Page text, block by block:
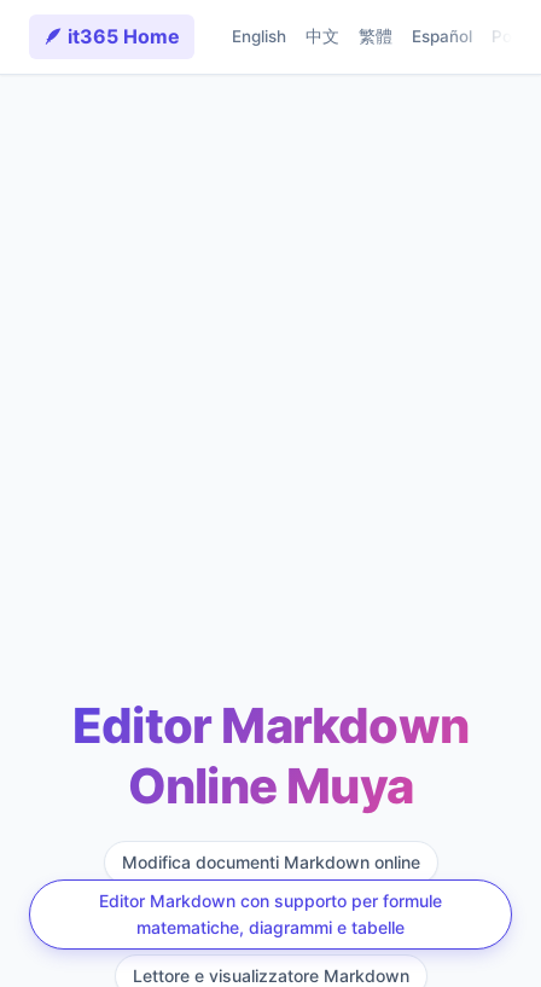
🪶 it365 Home English 中文 繁體 Español
Editor Markdown
Online Muya
Modifica documenti Markdown online
Editor Markdown con supporto per formule
matematiche, diagrammi e tabelle
Lettore e visualizzatore Markdown